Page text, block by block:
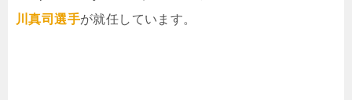
川真司選手が就任しています。